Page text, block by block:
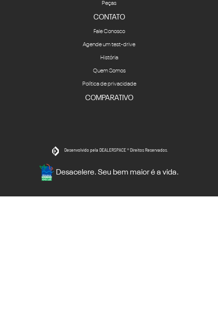
Peças
CONTATO
Fale Conosco
Agende um test-drive
História
Quem Somos
Política de privacidade
COMPARATIVO
Desenvolvido pela DEALERSPACE ® Direitos Reservados.
Desacelere. Seu bem maior é a vida.